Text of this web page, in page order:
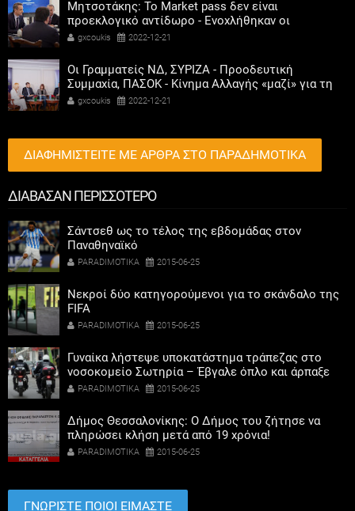
Μητσοτάκης: Το Market pass δεν είναι
προεκλογικό αντίδωρο - Ενοχλήθηκαν οι
αριστεροί του χαβιαριού
gxcoukis 2022-12-21
Οι Γραμματείς ΝΔ, ΣΥΡΙΖΑ - Προοδευτική
Συμμαχία, ΠΑΣΟΚ - Κίνημα Αλλαγής «μαζί» για τη
συμμετοχή των γυναικών στην πολιτική
gxcoukis 2022-12-21
ΔΙΑΦΗΜΙΣΤΕΙΤΕ ΜΕ ΑΡΘΡΑ ΣΤΟ ΠΑΡΑΔΗΜΟΤΙΚΑ
ΔΙΑΒΑΣΑΝ ΠΕΡΙΣΣΟΤΕΡΟ
Σάντσεθ ως το τέλος της εβδομάδας στον
Παναθηναϊκό
PARADIMOTIKA 2015-06-25
Νεκροί δύο κατηγορούμενοι για το σκάνδαλο της
FIFA
PARADIMOTIKA 2015-06-25
Γυναίκα λήστεψε υποκατάστημα τράπεζας στο
νοσοκομείο Σωτηρία – Έβγαλε όπλο και άρπαξε
120.000 ευρώ
PARADIMOTIKA 2015-06-25
Δήμος Θεσσαλονίκης: Ο Δήμος του ζήτησε να
πληρώσει κλήση μετά από 19 χρόνια!
PARADIMOTIKA 2015-06-25
ΓΝΩΡΙΣΤΕ ΠΟΙΟΙ ΕΙΜΑΣΤΕ